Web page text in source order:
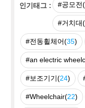
인기태그 : #공모전(
#거치대(
#전동휠체어(35)
#an electric
#보조기기(24)
#Wheelchair(22)